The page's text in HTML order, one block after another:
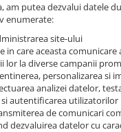
am putea dezvalui datele
enumerate:
site-ului
in care aceasta
lor la diverse campanii
personalizarea si
analizei datelor,
autentificarea utilizatorilor
de comunicari
dezvaluirea datelor cu